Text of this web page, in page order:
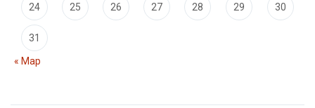
24 25 26 27 28 29 30
31
« Мар